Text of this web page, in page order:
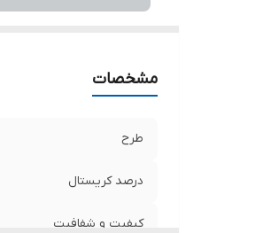
مشخصات
طرح
درصد کریستال
کیفیت و شفافیت